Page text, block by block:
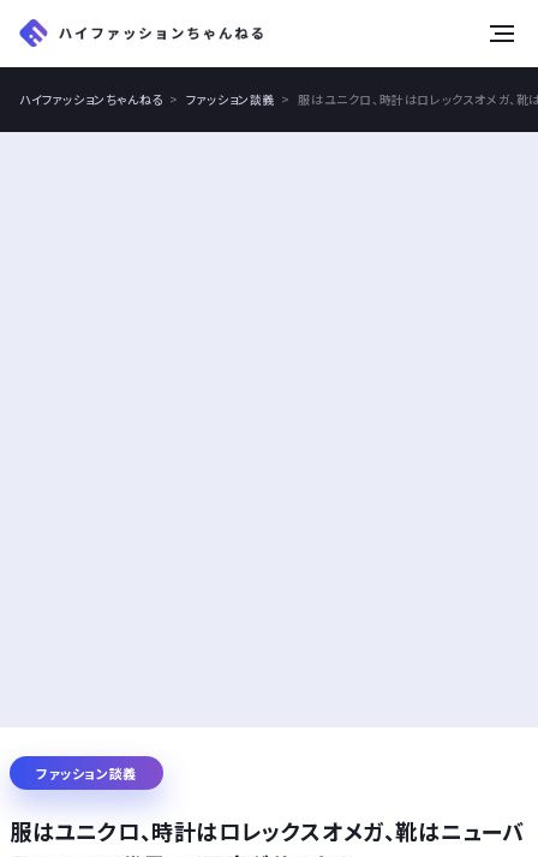
ハイファッションちゃんねる ファッション談義 服はユニクロ、時計はロレックスオメガ、
ファッション談義
服はユニクロ、時計はロレックスオメガ、靴はニューバ